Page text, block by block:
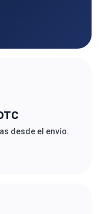
desde el envío.